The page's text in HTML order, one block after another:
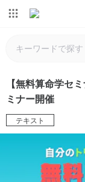
【無料算命学セ
ミナー開催
テキスト